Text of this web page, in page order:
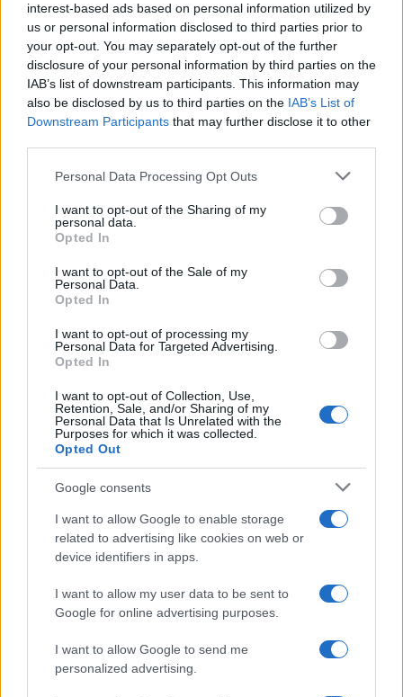
interest-based ads based on personal information utilized by
us or personal information disclosed to third parties prior to
your opt-out. You may separately opt-out of the further
disclosure of your personal information by third parties on the
IAB’s list of downstream participants. This information may
also be disclosed by us to third parties on the IAB’s List of
Downstream Participants that may further disclose it to other
Please note that this website/app uses one or more Google
not limited to your visit or usage behaviour. You may click to
grant or deny consent to Google and its third-party tags to
use your data for below specified purposes in below Google
consent section.
Personal Data Processing Opt Outs
I want to opt-out of the Sharing of my
personal data.
Opted In
I want to opt-out of the Sale of my
Personal Data.
Opted In
I want to opt-out of processing my
Personal Data for Targeted Advertising.
Opted In
I want to opt-out of Collection, Use,
Retention, Sale, and/or Sharing of my
Personal Data that Is Unrelated with the
Purposes for which it was collected.
Opted Out
Google consents
I want to allow Google to enable storage
related to advertising like cookies on web or
device identifiers in apps.
I want to allow my user data to be sent to
Google for online advertising purposes.
I want to allow Google to send me
personalized advertising.
Continua a leggere
B2B NEWS